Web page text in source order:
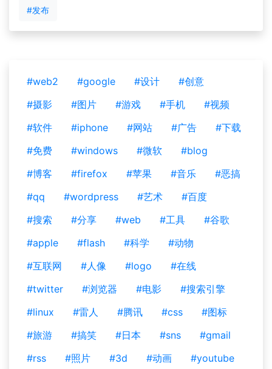
#发布
#web2 #google #设计
#创意
#摄影
#图片 #游戏 #手机
#视频
#软件
#iphone #网站 #广告
#下载
#免费
#windows #微软
#blog
#博客
#firefox #苹果 #音乐
#恶搞
#qq
#wordpress #艺术
#百度
#搜索
#分享 #web #工具
#谷歌
#apple
#flash #科学
#动物
#互联网
#人像 #logo
#在线
#twitter
#浏览器 #电影
#搜索引擎
#linux
#雷人 #腾讯 #css
#图标
#旅游
#搞笑 #日本 #sns
#gmail
#rss
#照片 #3d #动画
#youtube